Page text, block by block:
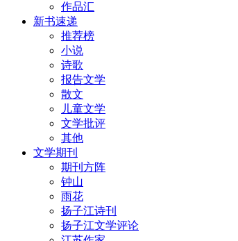
作品汇
新书速递
推荐榜
小说
诗歌
报告文学
散文
儿童文学
文学批评
其他
文学期刊
期刊方阵
钟山
雨花
扬子江诗刊
扬子江文学评论